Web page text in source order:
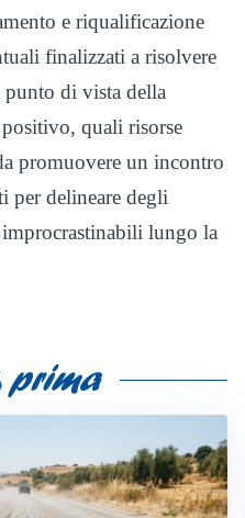
e riqualificazione
finalizzati a risolvere
di vista della
positivo, quali risorse
promuovere un incontro
per delineare degli
lungo la